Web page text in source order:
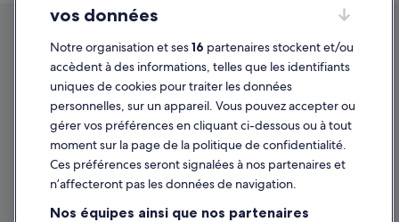
vos données
Notre organisation et ses16 partenaires stockent et/ou
accèdent à des informations, telles que les identifiants
uniques de cookies pour traiter les données
personnelles, sur un appareil. Vous pouvez accepter ou
gérer vos préférences en cliquant ci-dessous ou à tout
moment sur la page de la politique de confidentialité.
Ces préférences seront signalées à nos partenaires et
n’affecteront pas les données de navigation.
Nos équipes ainsi que nos partenaires